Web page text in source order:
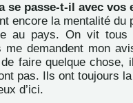
se passe-t-il avec vos
encore la mentalité du
au pays. On vit tous
me demandent mon
faire quelque chose,
pas. Ils ont toujours
d’ici.